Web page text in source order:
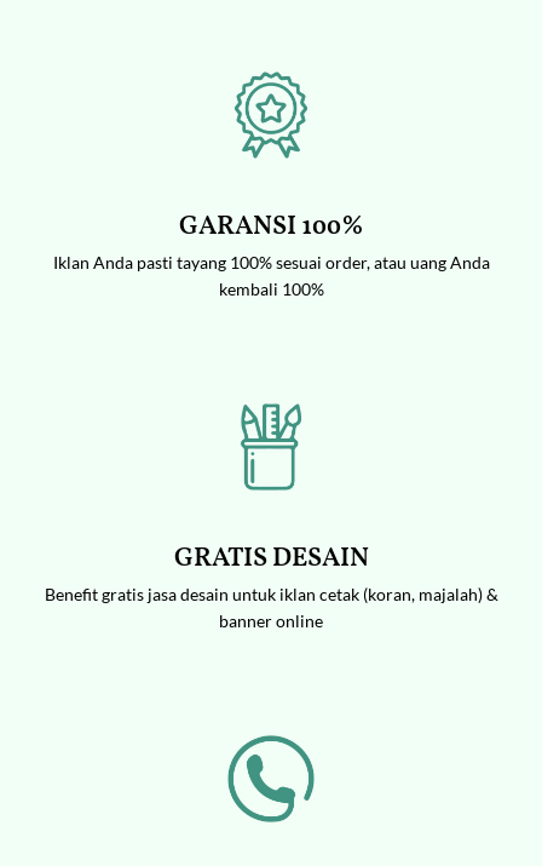
GARANSI 100%
Iklan Anda pasti tayang 100% sesuai order, atau uang Anda
kembali 100%
GRATIS DESAIN
Benefit gratis jasa desain untuk iklan cetak (koran, majalah) &
banner online